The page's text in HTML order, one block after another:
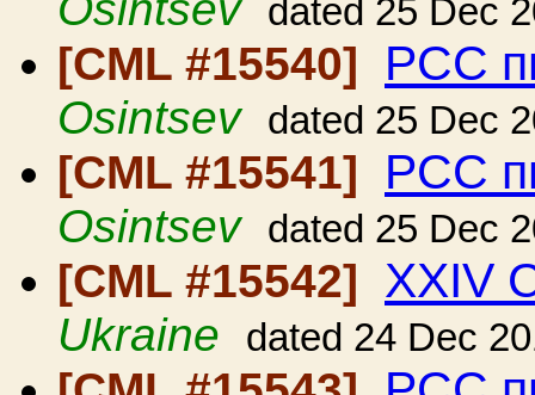
dated 25 Dec
[CML #15540] РСС
Osintsev dated 25 Dec
[CML #15541] РСС
Osintsev dated 25 Dec
[CML #15542] XXIV
Ukraine dated 24 Dec